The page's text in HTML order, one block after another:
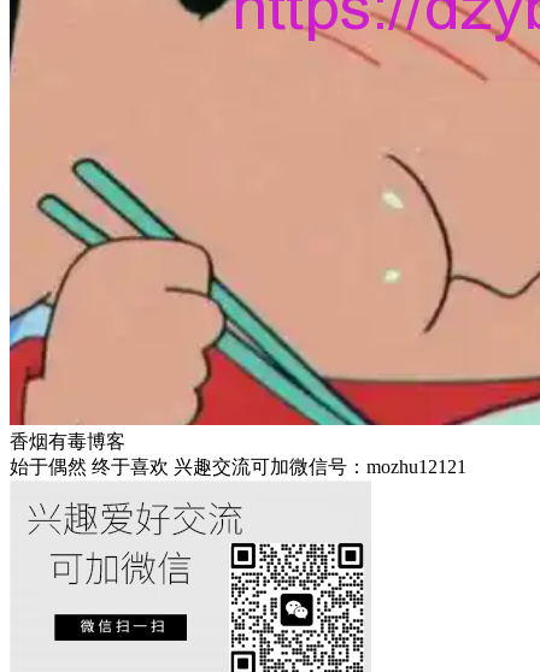
香烟有毒博客
始于偶然 终于喜欢 兴趣交流可加微信号：mozhu12121